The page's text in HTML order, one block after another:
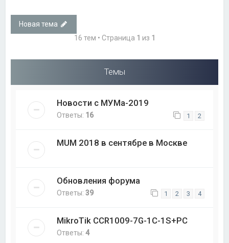
Новая тема
16 тем • Страница 1 из 1
Темы
Новости с МУМа-2019
Ответы: 16 1 2
MUM 2018 в сентябре в Москве
Обновления форума
Ответы:39 1 2 3 4
MikroTik CCR1009-7G-1C-1S+PC
Ответы:4